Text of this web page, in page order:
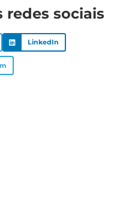
redes sociais
LinkedIn